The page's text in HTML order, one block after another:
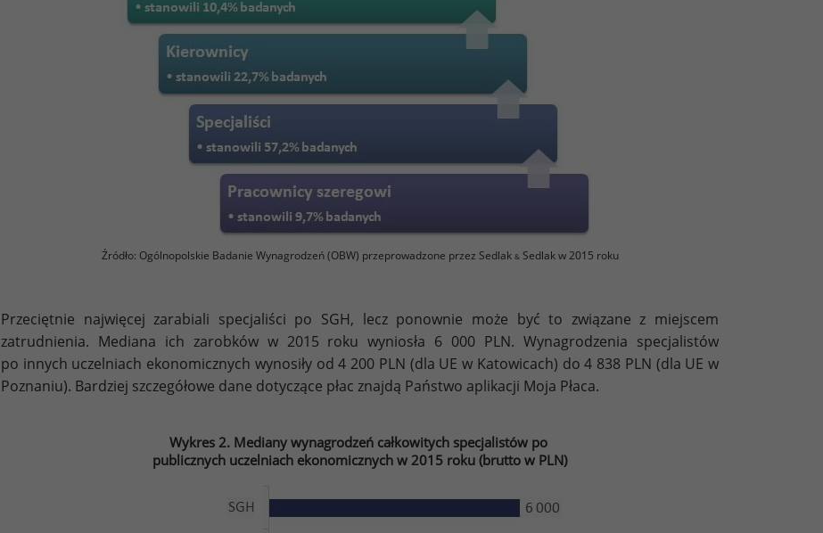
Źródło: Ogólnopolskie Badanie Wynagrodzeń (OBW) przeprowadzone przez Sedlak &Sedlak w 2015 roku
Przeciętnie najwięcej zarabiali specjaliści po SGH, lecz ponownie może być to związane z miejscem
zatrudnienia. Mediana ich zarobków w 2015 roku wyniosła 6 000 PLN. Wynagrodzenia specjalistów
po innych uczelniach ekonomicznych wynosiły od 4 200 PLN (dla UE w Katowicach) do 4 838 PLN (dla UE w
Poznaniu). Bardziej szczegółowe dane dotyczące płac znajdą Państwo aplikacji Moja Płaca.
Wykres 2. Mediany wynagrodzeń całkowitych specjalistów po
publicznych uczelniach ekonomicznych w 2015 roku (brutto w PLN)